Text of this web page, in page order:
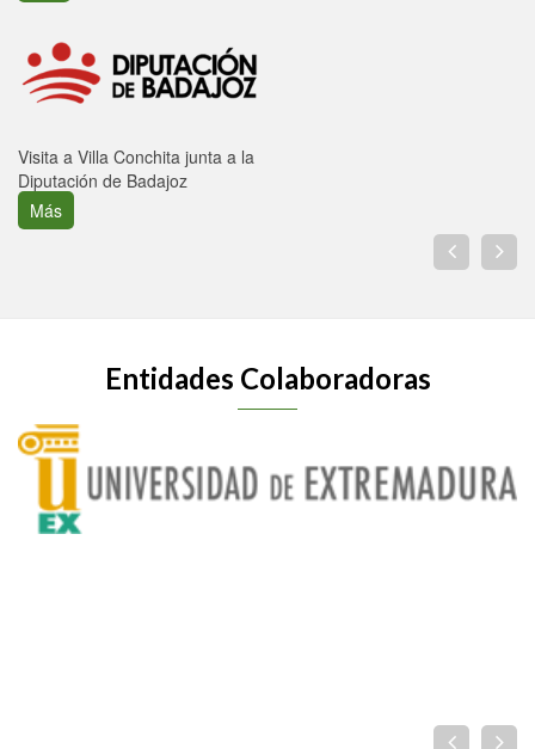
Visita a Villa Conchita junta a la
Diputación de Badajoz
Más
Entidades Colaboradoras